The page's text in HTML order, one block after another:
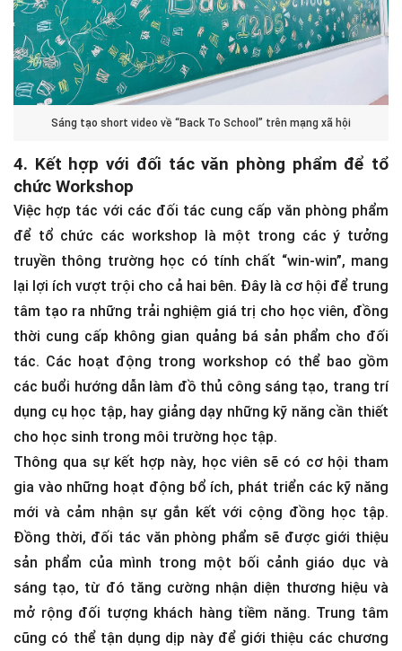
Sáng tạo short video về “Back To School” trên mạng xã hội
4. Kết hợp với đối tác văn phòng phẩm để tổ
chức Workshop
Việc hợp tác với các đối tác cung cấp văn phòng phẩm
để tổ chức các workshop là một trong các ý tưởng
truyền thông trường học có tính chất “win-win”, mang
lại lợi ích vượt trội cho cả hai bên. Đây là cơ hội để trung
tâm tạo ra những trải nghiệm giá trị cho học viên, đồng
thời cung cấp không gian quảng bá sản phẩm cho đối
tác. Các hoạt động trong workshop có thể bao gồm
các buổi hướng dẫn làm đồ thủ công sáng tạo, trang trí
dụng cụ học tập, hay giảng dạy những kỹ năng cần thiết
cho học sinh trong môi trường học tập.
Thông qua sự kết hợp này, học viên sẽ có cơ hội tham
gia vào những hoạt động bổ ích, phát triển các kỹ năng
mới và cảm nhận sự gắn kết với cộng đồng học tập.
Đồng thời, đối tác văn phòng phẩm sẽ được giới thiệu
sản phẩm của mình trong một bối cảnh giáo dục và
sáng tạo, từ đó tăng cường nhận diện thương hiệu và
mở rộng đối tượng khách hàng tiềm năng. Trung tâm
cũng có thể tận dụng dịp này để giới thiệu các chương